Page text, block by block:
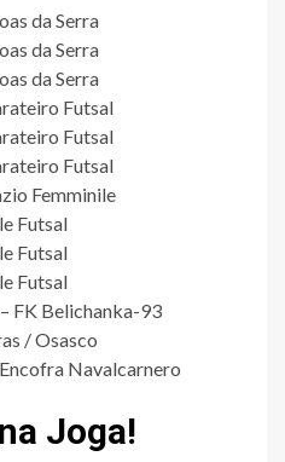
da Serra
da Serra
da Serra
Futsal
Futsal
Futsal
Femminile
Futsal
Futsal
Futsal
FK Belichanka-93
/ Osasco
Navalcarnero
Joga!